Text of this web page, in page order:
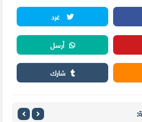
غرد
أرسل
شارك